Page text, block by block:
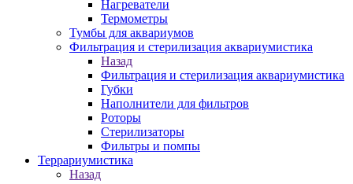
Нагреватели
Термометры
Тумбы для аквариумов
Фильтрация и стерилизация аквариумистика
Назад
Фильтрация и стерилизация аквариумистика
Губки
Наполнители для фильтров
Роторы
Стерилизаторы
Фильтры и помпы
Террариумистика
Назад